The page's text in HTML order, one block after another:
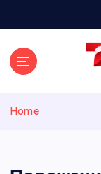
Home